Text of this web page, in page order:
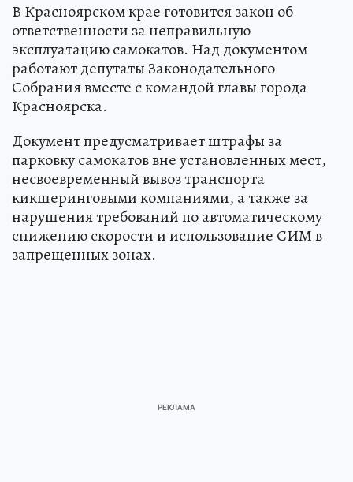
В Красноярском крае готовится закон об
ответственности за неправильную
эксплуатацию самокатов. Над документом
работают депутаты Законодательного
Собрания вместе с командой главы города
Красноярска.
Документ предусматривает штрафы за
парковку самокатов вне установленных мест,
несвоевременный вывоз транспорта
кикшеринговыми компаниями, а также за
нарушения требований по автоматическому
снижению скорости и использование СИМ в
запрещенных зонах.